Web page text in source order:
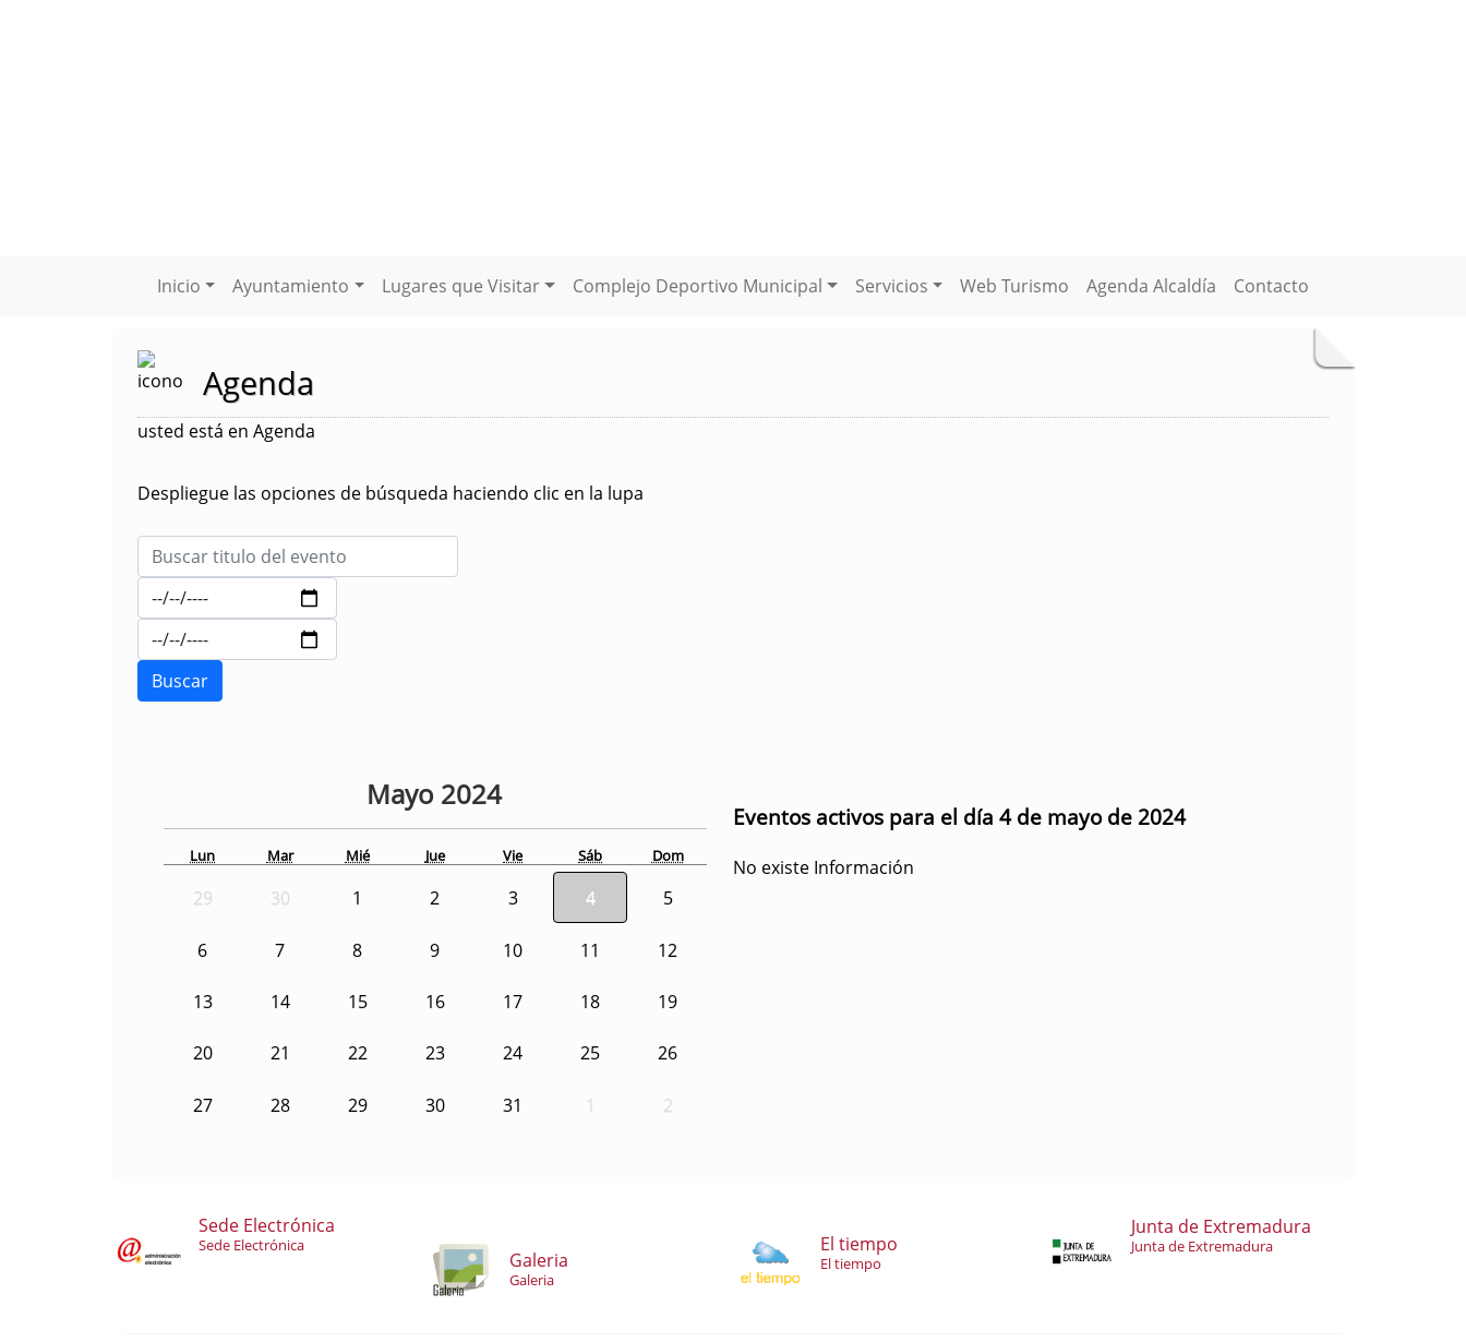
Inicio Ayuntamiento Lugares que Visitar Complejo Deportivo Municipal Servicios Web Turismo Agenda Alcaldía Contacto
Agenda
usted está en Agenda
Despliegue las opciones de búsqueda haciendo clic en la lupa
Mayo 2024
Lun Mar Mié Jue Vie Sáb Dom
29 30 1 2 3 4 5
6 7 8 9 10 11 12
13 14 15 16 17 18 19
20 21 22 23 24 25 26
27 28 29 30 31 1 2
Eventos activos para el día 4 de mayo de 2024
No existe Información
Sede Electrónica
Sede Electrónica
Galeria
Galeria
El tiempo
El tiempo
Junta de Extremadura
Junta de Extremadura